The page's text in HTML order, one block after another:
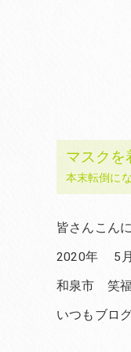
マスクを
本末転倒に
皆さんこん
2020年 5
和泉市 笑
いつもブロ